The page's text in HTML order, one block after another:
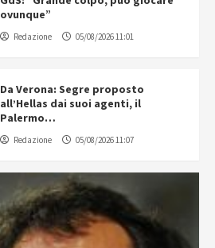
ovunque”
Redazione 05/08/2026 11:01
Da Verona: Segre proposto
all’Hellas dai suoi agenti, il
Palermo…
Redazione 05/08/2026 11:07